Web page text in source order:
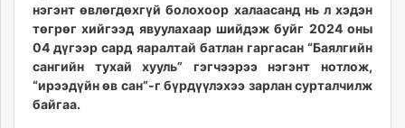
нэгэнт өвлөгдөхгүй болохоор халаасанд нь л хэдэн
төгрөг хийгээд явуулахаар шийдэж буйг 2024 оны
04 дүгээр сард яаралтай батлан гаргасан “Баялгийн
сангийн тухай хууль” гэгчээрээ нэгэнт нотлож,
“ирээдүйн өв сан”-г бүрдүүлэхээ зарлан сурталчилж
байгаа.